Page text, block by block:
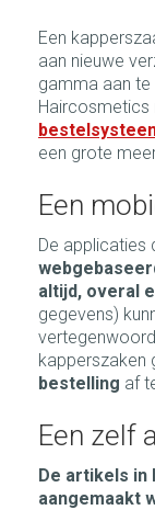
Een
aan nieuwe
gamma aan te
Haircosmetics
een grote
Een
De applicaties
altijd, overal
gegevens)
kapperszaken
bestelling af
Een zelf
De artikels in
aangemaakt